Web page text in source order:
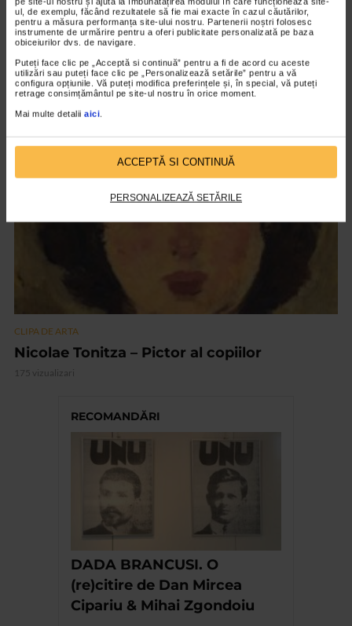
ul, de exemplu, făcând rezultatele să fie mai exacte în cazul căutărilor,
pentru a măsura performanța site-ului nostru. Partenerii noștri folosesc
instrumente de urmărire pentru a oferi publicitate personalizată pe baza
obiceiurilor dvs. de navigare.
Puteți face clic pe „Acceptă si continuă” pentru a fi de acord cu aceste
utilizări sau puteți face clic pe „Personalizează setările” pentru a vă
configura opțiunile. Vă puteți modifica preferințele și, în special, vă puteți
retrage consimțământul pe site-ul nostru în orice moment.
Mai multe detalii aici.
ACCEPTĂ SI CONTINUĂ
PERSONALIZEAZĂ SETĂRILE
CLIPA DE ARTA
ARTS and ARTISTS. Floriama Cândea –
„Invisible Garden #2”
VIDEO
CLIPA DE ARTA
Nicolae Tonitza – Pictor al copiilor
175 vizualizari
RECOMANDĂRI
DADA BRANCUSI. O
(re)citire de Dan Mircea
Cipariu & Mihai Zgondoiu